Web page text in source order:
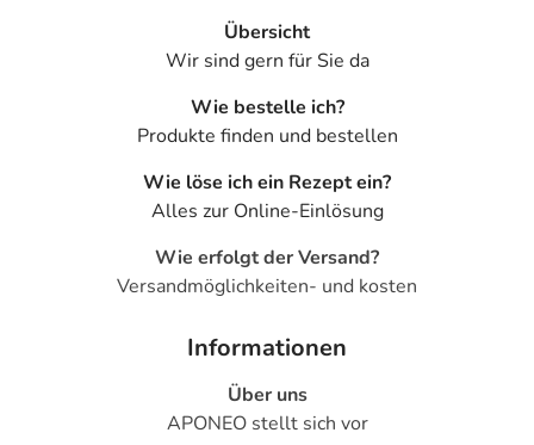
Übersicht
Wir sind gern für Sie da
Wie bestelle ich?
Produkte finden und bestellen
Wie löse ich ein Rezept ein?
Alles zur Online-Einlösung
Wie erfolgt der Versand?
Versandmöglichkeiten- und kosten
Informationen
Über uns
APONEO stellt sich vor